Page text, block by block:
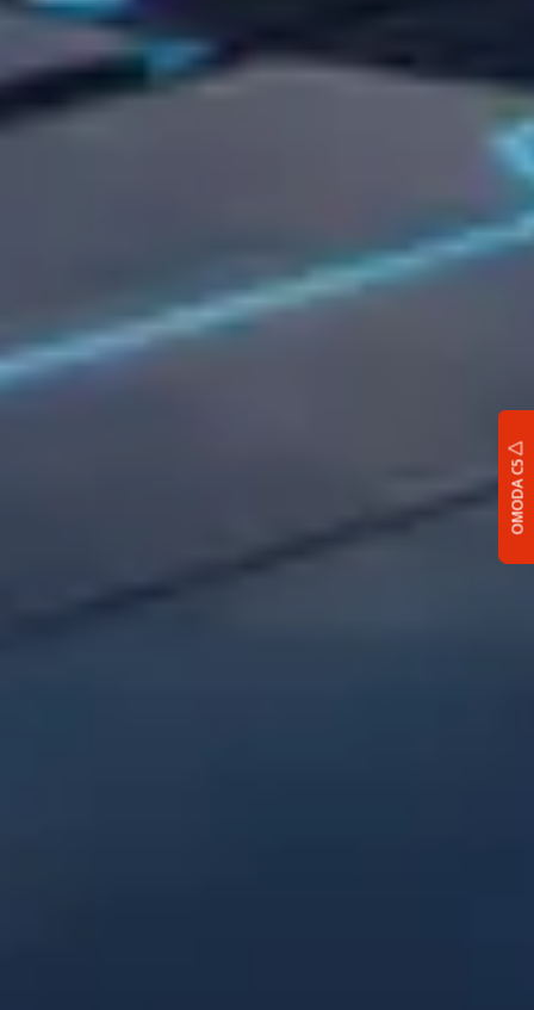
OMODA C5